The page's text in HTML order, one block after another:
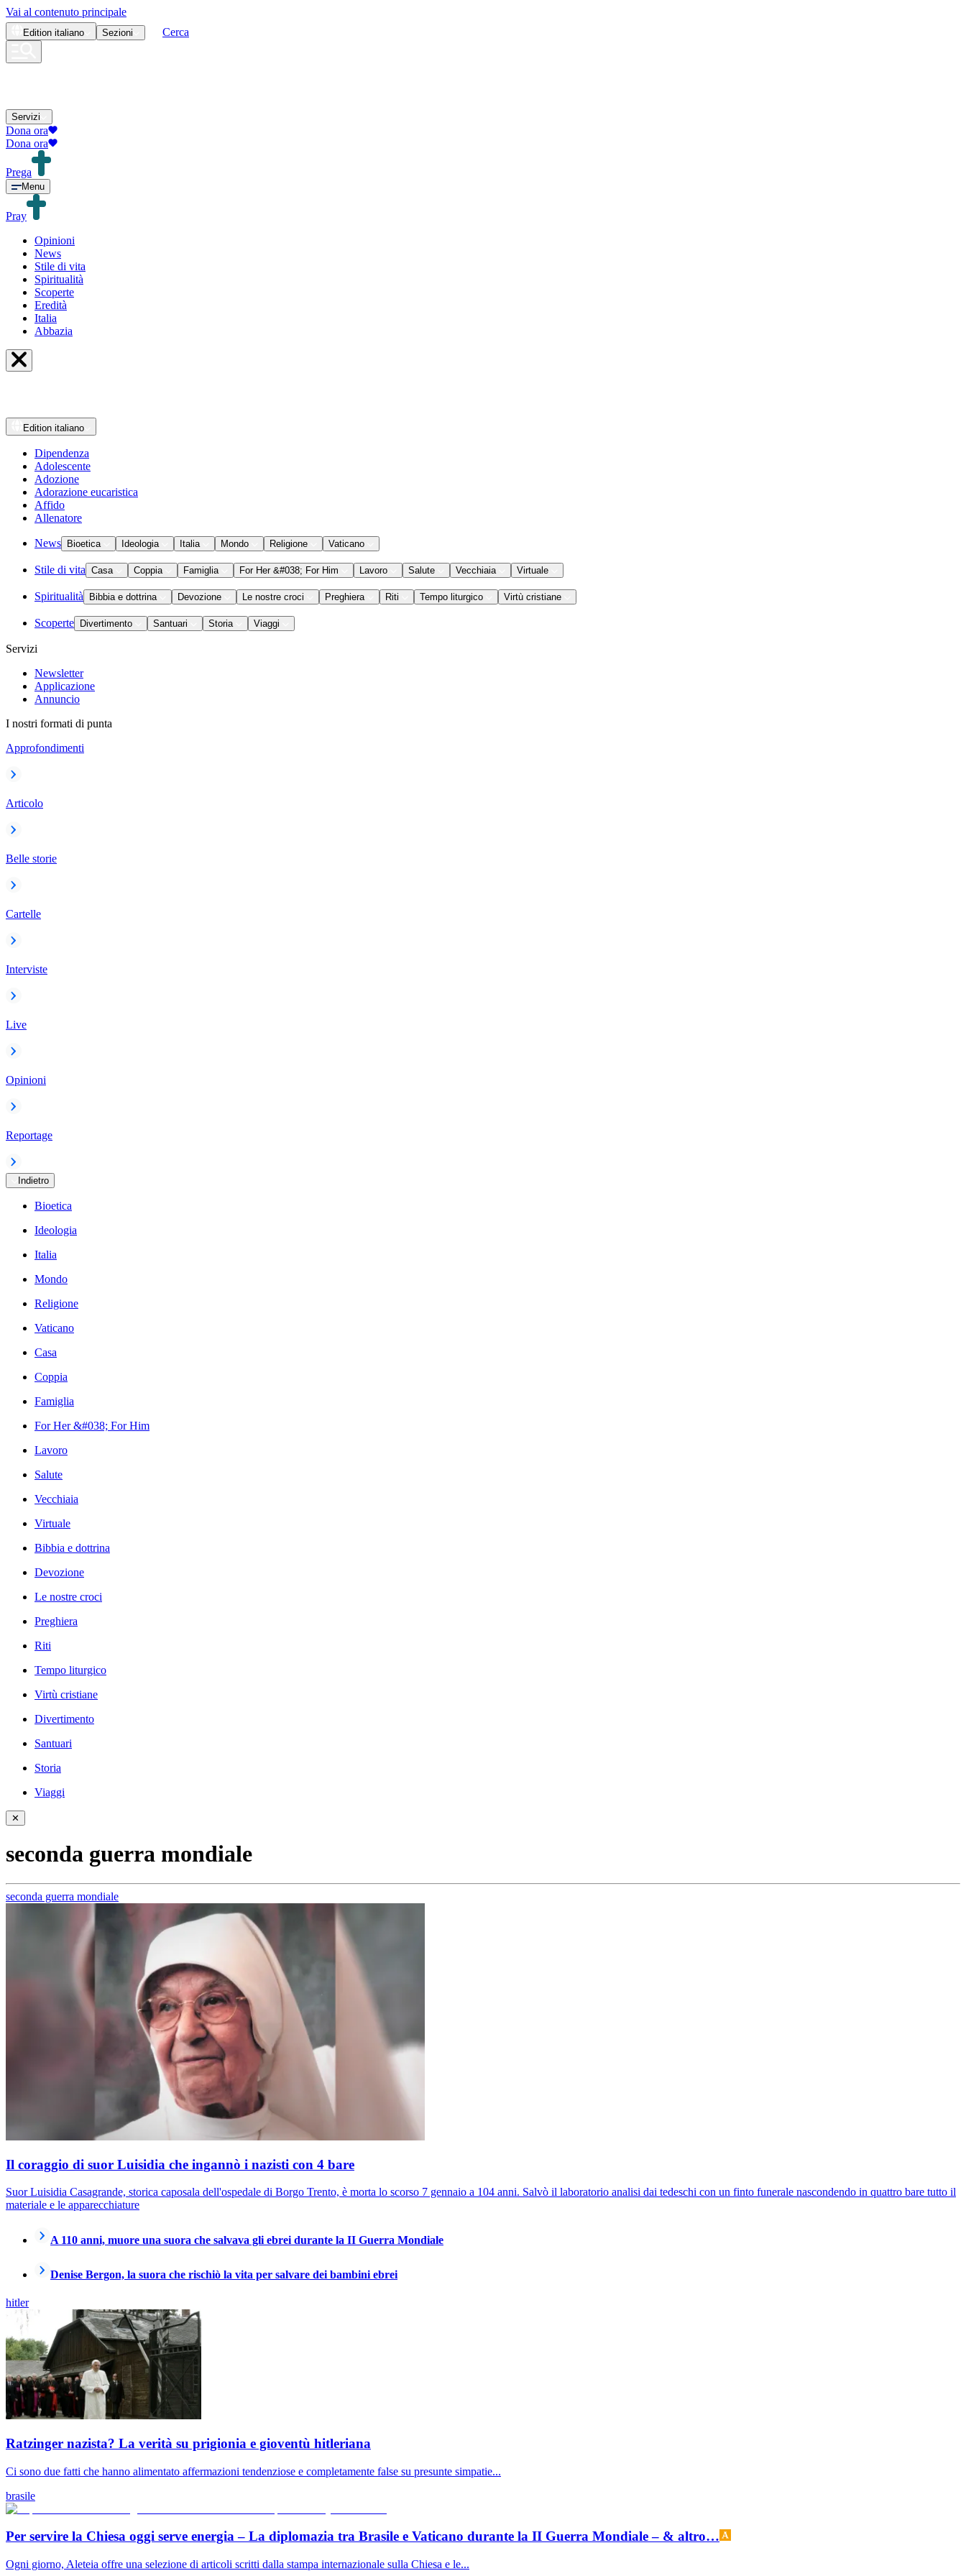
Vai al contenuto principale
Edition italiano Sezioni Cerca
Servizi
Dona ora
Dona ora
Prega
Menu
Pray
Opinioni
News
Stile di vita
Spiritualità
Scoperte
Eredità
Italia
Abbazia
Edition italiano
Dipendenza
Adolescente
Adozione
Adorazione eucaristica
Affido
Allenatore
News Bioetica Ideologia Italia Mondo Religione Vaticano
Stile di vita Casa Coppia Famiglia For Her &#038; For Him Lavoro Salute Vecchiaia Virtuale
Spiritualità Bibbia e dottrina Devozione Le nostre croci Preghiera Riti Tempo liturgico Virtù cristiane
Scoperte Divertimento Santuari Storia Viaggi
Servizi
Newsletter
Applicazione
Annuncio
I nostri formati di punta
Approfondimenti
Articolo
Belle storie
Cartelle
Interviste
Live
Opinioni
Reportage
Indietro
Bioetica
Ideologia
Italia
Mondo
Religione
Vaticano
Casa
Coppia
Famiglia
For Her &#038; For Him
Lavoro
Salute
Vecchiaia
Virtuale
Bibbia e dottrina
Devozione
Le nostre croci
Preghiera
Riti
Tempo liturgico
Virtù cristiane
Divertimento
Santuari
Storia
Viaggi
✕
seconda guerra mondiale
seconda guerra mondiale
Il coraggio di suor Luisidia che ingannò i nazisti con 4 bare
Suor Luisidia Casagrande, storica caposala dell'ospedale di Borgo Trento, è morta lo scorso 7 gennaio a 104 anni. Salvò il laboratorio analisi dai tedeschi con un finto funerale nascondendo in quattro bare tutto il
materiale e le apparecchiature
A 110 anni, muore una suora che salvava gli ebrei durante la II Guerra Mondiale
Denise Bergon, la suora che rischiò la vita per salvare dei bambini ebrei
hitler
Ratzinger nazista? La verità su prigionia e gioventù hitleriana
Ci sono due fatti che hanno alimentato affermazioni tendenziose e completamente false su presunte simpatie...
brasile
Per servire la Chiesa oggi serve energia – La diplomazia tra Brasile e Vaticano durante la II Guerra Mondiale – & altro…
Ogni giorno, Aleteia offre una selezione di articoli scritti dalla stampa internazionale sulla Chiesa e le...